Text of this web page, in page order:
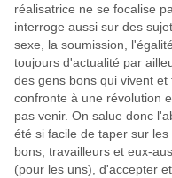
réalisatrice ne se focalise
interroge aussi sur des
sexe, la soumission,
toujours d'actualité par
des gens bons qui vivent
confronte à une révolution
pas venir. On salue donc
été si facile de taper sur
bons, travailleurs et eux-
(pour les uns), d'accepter